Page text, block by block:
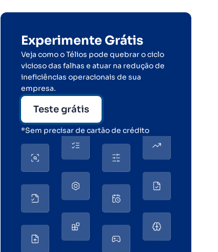
Experimente Grátis
Veja como o Télios pode quebrar o ciclo
vicioso das falhas e atuar na redução de
ineficiências operacionais de sua
empresa.
Teste grátis
*Sem precisar de cartão de crédito